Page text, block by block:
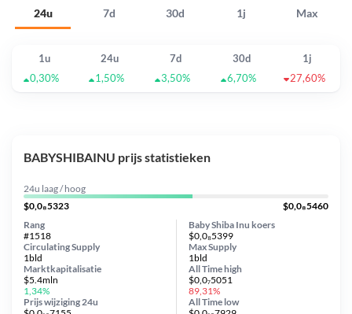
24u 7d 30d 1j Max
1u 24u 7d 30d
1j
0,30%
1,50% 3,50% 6,70% 27,60%
BABYSHIBAINU prijs statistieken
24u laag / hoog
$0,0₈5323
$0,0₈5460
Baby Shiba Inu koers
$0,0₈5399
Circulating Supply
1bld
Prijs wijziging 24u
Max Supply
1bld
Marktkapitalisatie
$5.4mln
1,34%
Rang
#1518
All Timehigh
$0,0₇5051
89,31%
All Time low